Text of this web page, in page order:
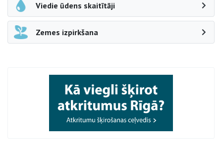
Viedie ūdens skaitītāji
Zemes izpirkšana